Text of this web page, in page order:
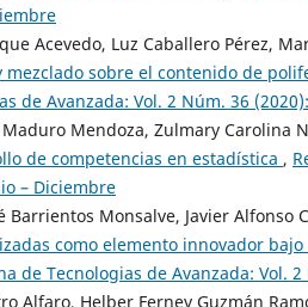
Acevedo, Luz Caballero Pérez,
mezclado sobre el contenido de
de Avanzada: Vol. 2 Núm. 36
Maduro Mendoza, Zulmary Carolina
de competencias en estadística ,
– Diciembre
Barrientos Monsalve, Javier Alfonso
como elemento innovador
de Tecnologias de Avanzada: Vol.
Alfaro, Helber Ferney Guzmán